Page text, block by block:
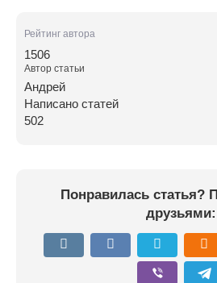
Рейтинг автора
1506
Автор статьи
Андрей
Написано статей
502
Понравилась статья?
друзьями: